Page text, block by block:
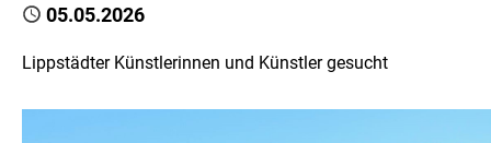
Published
05.05.2026
Lippstädter Künstlerinnen und Künstler gesucht